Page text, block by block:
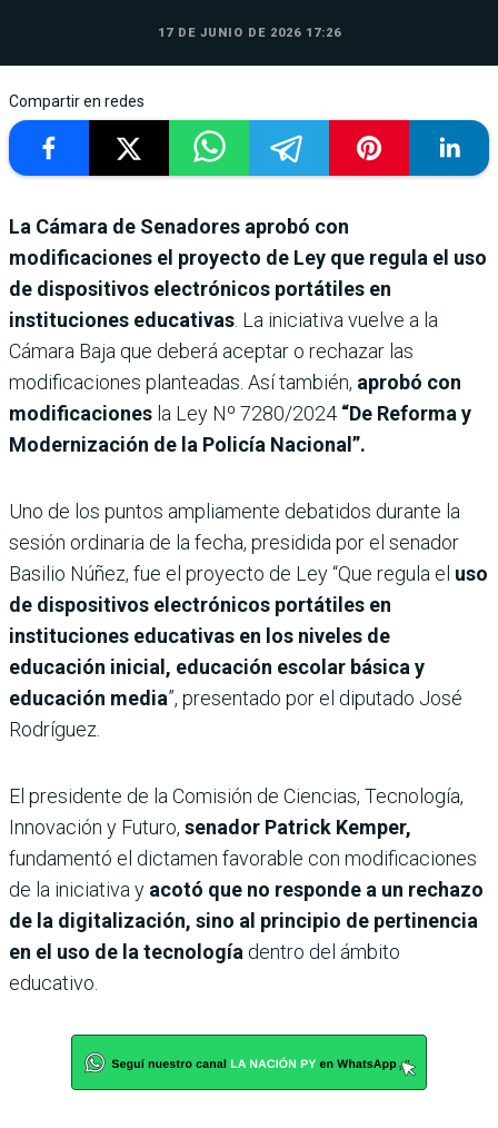
17 DE JUNIO DE 2026 17:26
Compartir en redes
La Cámara de Senadores aprobó con
modificaciones el proyecto de Ley que regula el uso
de dispositivos electrónicos portátiles en
instituciones educativas. La iniciativa vuelve a la
Cámara Baja que deberá aceptar o rechazar las
modificaciones planteadas. Así también, aprobó con
modificaciones la Ley Nº 7280/2024 “De Reforma y
Modernización de la Policía Nacional”.
Uno de los puntos ampliamente debatidos durante la
sesión ordinaria de la fecha, presidida por el senador
Basilio Núñez, fue el proyecto de Ley “Que regula el uso
de dispositivos electrónicos portátiles en
instituciones educativas en los niveles de
educación inicial, educación escolar básica y
educación media”, presentado por el diputado José
Rodríguez.
El presidente de la Comisión de Ciencias, Tecnología,
Innovación y Futuro, senador Patrick Kemper,
fundamentó el dictamen favorable con modificaciones
de la iniciativa y acotó que no responde a un rechazo
de la digitalización, sino al principio de pertinencia
en el uso de la tecnología dentro del ámbito
educativo.